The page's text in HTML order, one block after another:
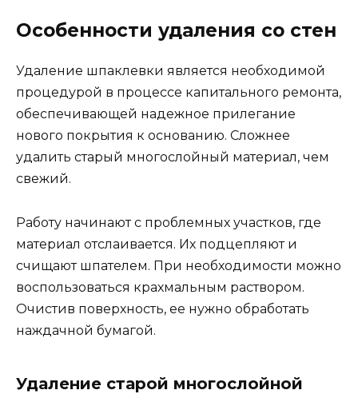
Особенности удаления со стен
Удаление шпаклевки является необходимой
процедурой в процессе капитального ремонта,
обеспечивающей надежное прилегание
нового покрытия к основанию. Сложнее
удалить старый многослойный материал, чем
свежий.
Работу начинают с проблемных участков, где
материал отслаивается. Их подцепляют и
счищают шпателем. При необходимости можно
воспользоваться крахмальным раствором.
Очистив поверхность, ее нужно обработать
наждачной бумагой.
Удаление старой многослойной